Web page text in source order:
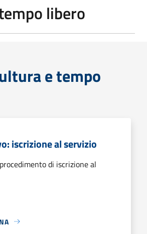
libero
e tempo
iscrizione al servizio
di iscrizione al